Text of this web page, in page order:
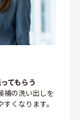
てもらう
補の洗い出しを
くなります。